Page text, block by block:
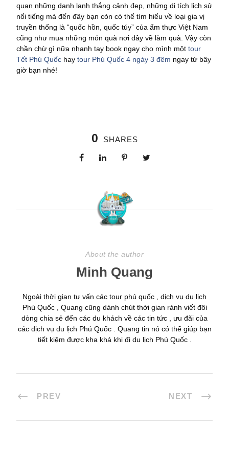
quan những danh lanh thắng cảnh đẹp, những di tích lịch sử
nổi tiếng mà đến đây bạn còn có thể tìm hiểu về loại gia vị
truyền thống là “quốc hồn, quốc túy” của ẩm thực Việt Nam
cũng như mua những món quà nơi đây về làm quà. Vậy còn
chần chừ gì nữa nhanh tay book ngay cho mình một tour
Tết Phú Quốc hay tour Phú Quốc 4 ngày 3 đêm ngay từ bây
giờ bạn nhé!
0 SHARES
About the author
Minh Quang
Ngoài thời gian tư vấn các tour phú quốc , dịch vụ du lịch
Phú Quốc , Quang cũng dành chút thời gian rảnh viết đôi
dòng chia sẻ đến các du khách về các tin tức , ưu đãi của
các dịch vụ du lịch Phú Quốc . Quang tin nó có thể giúp bạn
tiết kiệm được kha khá khi đi du lịch Phú Quốc .
PREV NEXT